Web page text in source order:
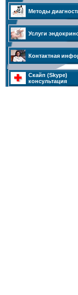
Методы
Услуги
Контактная
Скайп (Skype)
консультация